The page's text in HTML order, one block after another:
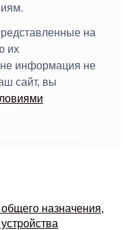
на
их
не информация не
сайт, вы
назначения,